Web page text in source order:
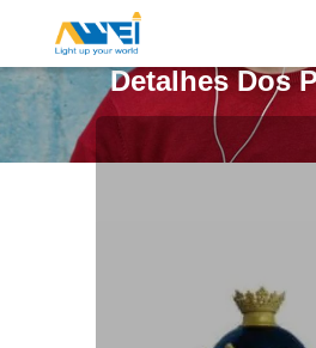
Detalhes Dos